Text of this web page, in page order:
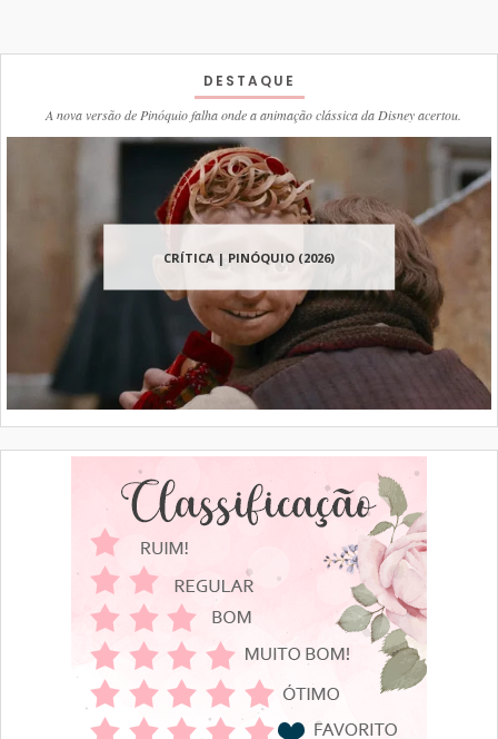
DESTAQUE
CRÍTICA | PINÓQUIO (2026)
A nova versão de Pinóquio falha onde a animação clássica da Disney acertou.